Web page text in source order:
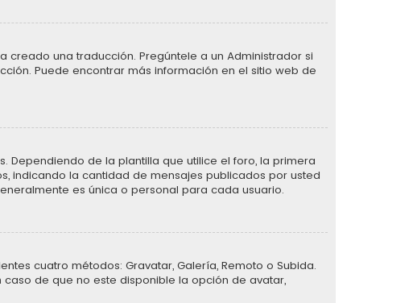
una traducción. Pregúntele a un Administrador si
Puede encontrar más información en el sitio web de
de la plantilla que utilice el foro, la primera
indicando la cantidad de mensajes publicados por usted
es única o personal para cada usuario.
cuatro métodos: Gravatar, Galería, Remoto o Subida.
de que no este disponible la opción de avatar,